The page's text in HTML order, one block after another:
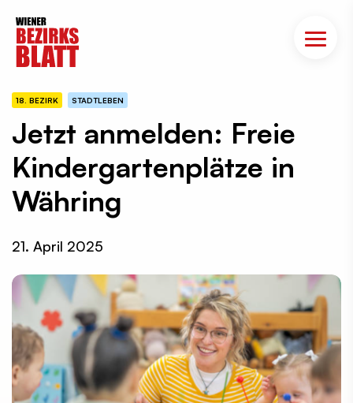
18. BEZIRK STADTLEBEN
Jetzt anmelden: Freie
Kindergartenplätze in
Währing
21. April 2025